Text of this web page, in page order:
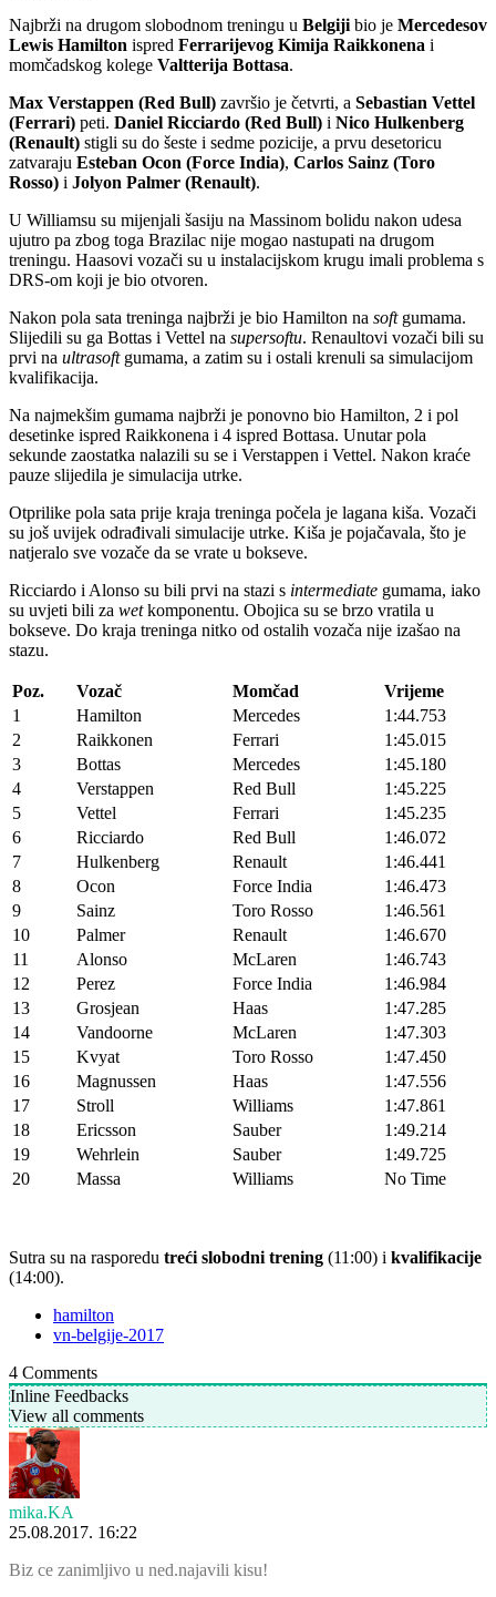
Najbrži na drugom slobodnom treningu u Belgiji bio je Mercedesov
Lewis Hamilton ispred Ferrarijevog Kimija Raikkonena i
momčadskog kolege Valtterija Bottasa.
Max Verstappen (Red Bull) završio je četvrti, a Sebastian Vettel
(Ferrari) peti. Daniel Ricciardo (Red Bull) i Nico Hulkenberg
(Renault) stigli su do šeste i sedme pozicije, a prvu desetoricu
zatvaraju Esteban Ocon (Force India), Carlos Sainz (Toro
Rosso) i Jolyon Palmer (Renault).
U Williamsu su mijenjali šasiju na Massinom bolidu nakon udesa
ujutro pa zbog toga Brazilac nije mogao nastupati na drugom
treningu. Haasovi vozači su u instalacijskom krugu imali problema s
DRS-om koji je bio otvoren.
Nakon pola sata treninga najbrži je bio Hamilton na softgumama.
Slijedili su ga Bottas i Vettel na supersoftu. Renaultovi vozači bili su
prvi na ultrasoftgumama, a zatim su i ostali krenuli sa simulacijom
kvalifikacija.
Na najmekšim gumama najbrži je ponovno bio Hamilton, 2 i pol
desetinke ispred Raikkonena i 4 ispred Bottasa. Unutar pola
sekunde zaostatka nalazili su se i Verstappen i Vettel. Nakon kraće
pauze slijedila je simulacija utrke.
Otprilike pola sata prije kraja treninga počela je lagana kiša. Vozači
su još uvijek odrađivali simulacije utrke. Kiša je pojačavala, što je
natjeralo sve vozače da se vrate u bokseve.
Ricciardo i Alonso su bili prvi na stazi s intermediate gumama, iako
su uvjeti bili za wetkomponentu. Obojica su se brzo vratila u
bokseve. Do kraja treninga nitko od ostalih vozača nije izašao na
stazu.
Poz. Vozač Momčad
Vrijeme
1
Hamilton Mercedes
1:44.753
2
Raikkonen Ferrari
1:45.015
3
Bottas Mercedes
1:45.180
4
Verstappen Red Bull
1:45.225
5
Vettel Ferrari
1:45.235
6
Ricciardo Red Bull
1:46.072
7
Hulkenberg Renault
1:46.441
8
Ocon Force India
1:46.473
9
Sainz Toro Rosso
1:46.561
10
Palmer Renault
1:46.670
11
Alonso McLaren
1:46.743
12
Perez Force India
1:46.984
13
Grosjean Haas
1:47.285
14
Vandoorne McLaren
1:47.303
15
Kvyat Toro Rosso
1:47.450
16
Magnussen Haas
1:47.556
17
Stroll Williams
1:47.861
18
Ericsson Sauber
1:49.214
19
Wehrlein Sauber
1:49.725
20
Massa Williams No Time
Sutra su na rasporedu treći slobodni trening (11:00) i kvalifikacije
(14:00).
hamilton
vn-belgije-2017
4 Comments
Inline Feedbacks
View all comments
mika.KA
25.08.2017. 16:22
Biz ce zanimljivo u ned.najavili kisu!